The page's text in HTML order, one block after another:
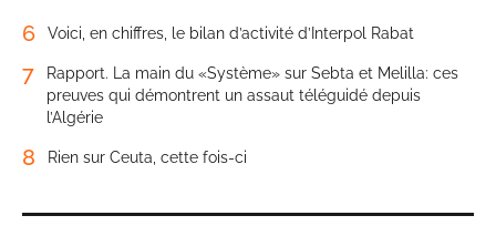
6 Voici, en chiffres, le bilan d’activité d’Interpol Rabat
7
Rapport. La main du «Système» sur Sebta et Melilla: ces
preuves qui démontrent un assaut téléguidé depuis
l’Algérie
8 Rien sur Ceuta, cette fois-ci